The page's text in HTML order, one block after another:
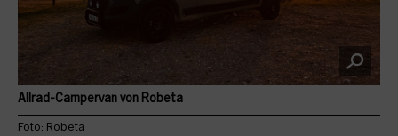
Allrad-Campervan von Robeta
Foto: Robeta